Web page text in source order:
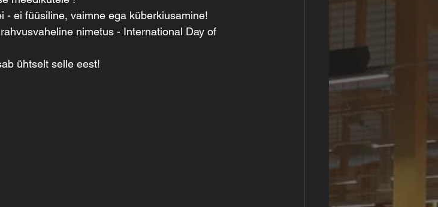
ei füüsiline, vaimne ega küberkiusamine!
nimetus - International Day of
ühtselt selle eest!